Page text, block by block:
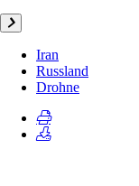
Iran
Russland
Drohne